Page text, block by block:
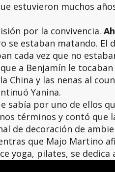
estuvieron muchos
por la convivencia.
se estaban matando. El
cada vez que no
a Benjamín le
China y las nenas al
Yanina.
sabía por uno de ellos
términos y contó que
de decoración de
que Majo Martino
yoga, pilates, se dedica